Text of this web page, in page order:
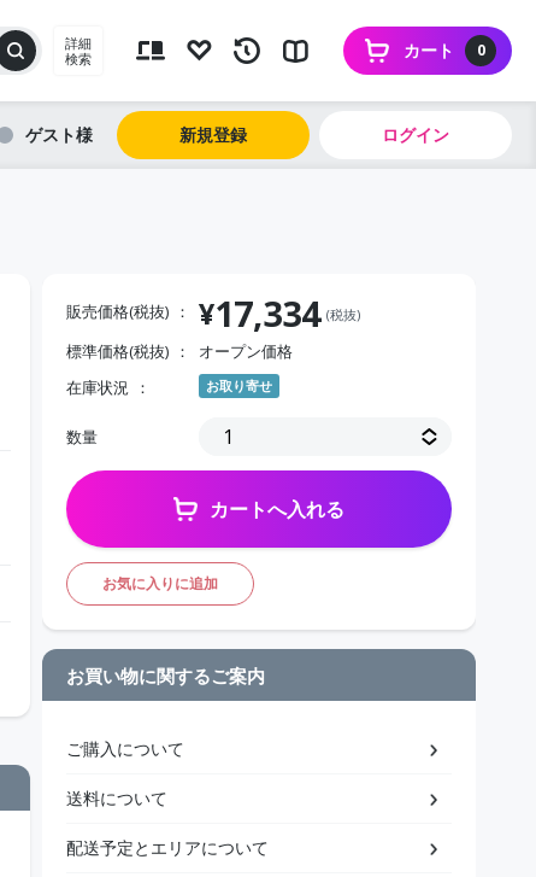
詳細
検索
0
カート
ゲスト 新規登録 ログイン
販売価格(税抜) ¥17,334 (税抜)
標準価格(税抜)
オープン価格
在庫状況
お取り寄せ
数量
カートへ入れる
お気に入りに追加
お買い物に関するご案内
ご購入について
送料について
配送予定とエリアについて